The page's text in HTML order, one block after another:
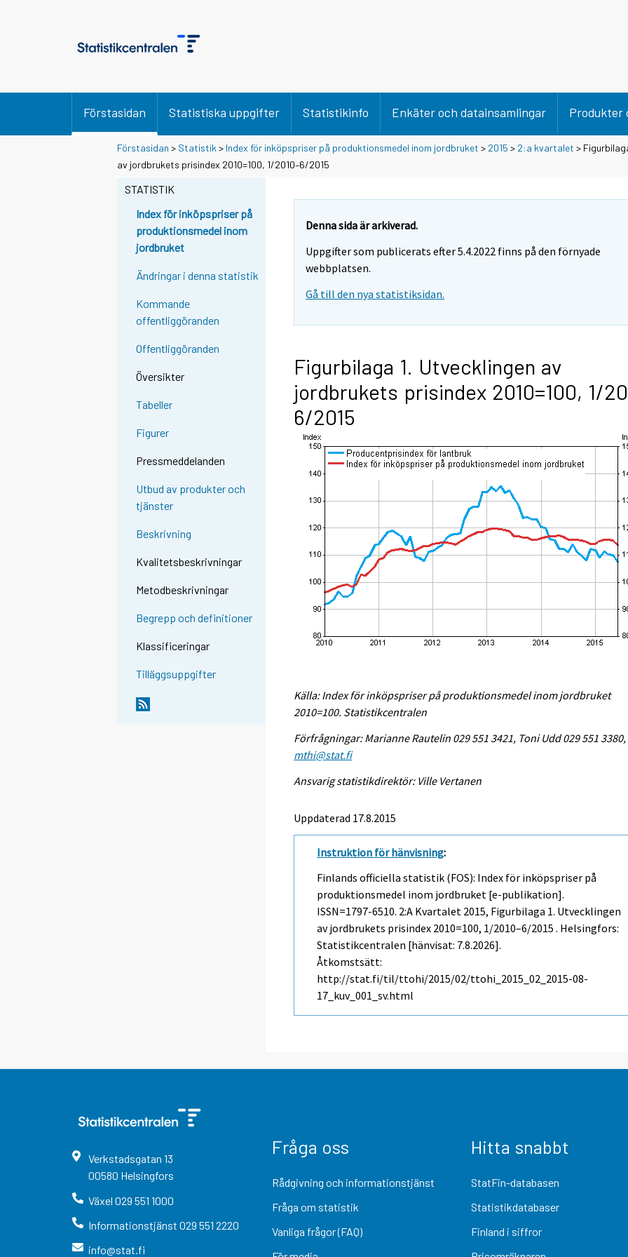
Förstasidan Statistiska uppgifter Statistikinfo Enkäter och datainsamlingar Produkter
Förstasidan > Statistik > Index för inköpspriser på produktionsmedel inom jordbruket > 2015 > 2:a kvartalet >
av jordbrukets prisindex 2010=100, 1/2010–6/2015
STATISTIK
Index för inköpspriser på
produktionsmedel inom
jordbruket
Ändringar i denna statistik
Kommande
offentliggöranden
Offentliggöranden
Översikter
Tabeller
Figurer
Pressmeddelanden
Utbud av produkter och
tjänster
Beskrivning
Kvalitetsbeskrivningar
Metodbeskrivningar
Begrepp och definitioner
Klassificeringar
Tilläggsuppgifter
Denna sida är arkiverad.
Uppgifter som publicerats efter 5.4.2022 finns på den förnyade
webbplatsen.
Gå till den nya statistiksidan.
Figurbilaga 1. Utvecklingen av
jordbrukets prisindex 2010=100, 1/
6/2015
Källa: Index för inköpspriser på produktionsmedel inom jordbruket
2010=100. Statistikcentralen
Förfrågningar: Marianne Rautelin 029 551 3421, Toni Udd 029 551 3380,
mthi@stat.fi
Ansvarig statistikdirektör: Ville Vertanen
Uppdaterad 17.8.2015
Instruktion för hänvisning:
Finlands officiella statistik (FOS): Index för inköpspriser på
produktionsmedel inom jordbruket [e-publikation].
ISSN=1797-6510. 2:a Kvartalet 2015, Figurbilaga 1. Utvecklingen
av jordbrukets prisindex 2010=100, 1/2010–6/2015 . Helsingfors:
Statistikcentralen [hänvisat: 7.8.2026].
Åtkomstsätt:
http://stat.fi/til/ttohi/2015/02/ttohi_2015_02_2015-08-
17_kuv_001_sv.html
Verkstadsgatan 13
00580 Helsingfors
Växel 029 551 1000
Informationstjänst 029 551 2220
info@stat.fi
Fråga oss
Rådgivning och informationstjänst
Fråga om statistik
Vanliga frågor (FAQ)
Hitta snabbt
StatFin-databasen
Statistikdatabaser
Finland i siffror